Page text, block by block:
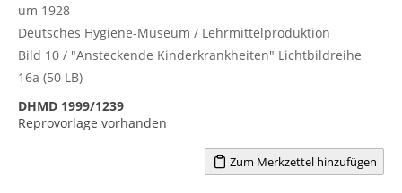
um 1928
Deutsches Hygiene-Museum / Lehrmittelproduktion
Bild 10 / "Ansteckende Kinderkrankheiten" Lichtbildreihe
16a (50 LB)
DHMD 1999/1239
Reprovorlage vorhanden
Zum Merkzettel hinzufügen